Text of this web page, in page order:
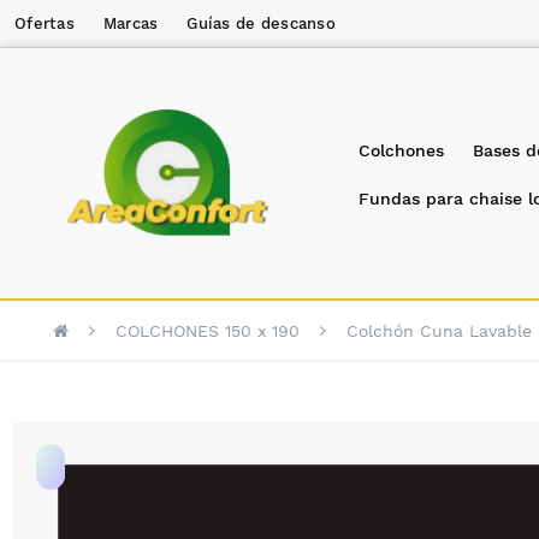
Ofertas Marcas Guías de descanso
Colchones Bases
Fundas para chaise
COLCHONES 150 x 190 Colchón Cuna Lavable
final